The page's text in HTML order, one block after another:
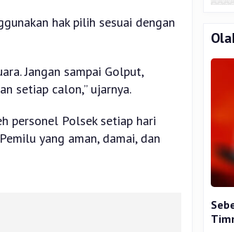
hak pilih sesuai dengan
Jangan sampai Golput,
setiap calon,” ujarnya.
personel Polsek setiap hari
yang aman, damai, dan